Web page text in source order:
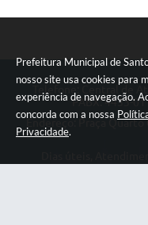
Prefeitura Municipal de
nosso site usa cookies para
experiência de navegação.
concorda com a nossa
Privacidade.
Telefone: Central de
PABX: 4433-
Endereço: Praça
Dias úteis,